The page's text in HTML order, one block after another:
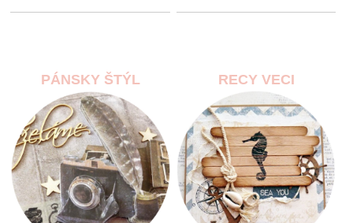
PÁNSKY ŠTÝL RECY VECI